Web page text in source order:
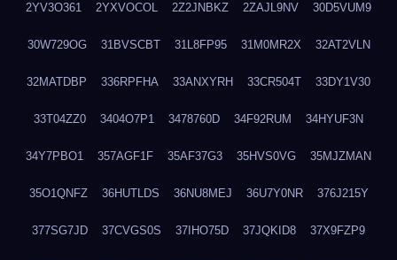
2YV3O361 2YXVOCOL 2Z2JNBKZ 2ZAJL9NV 30D5VUM9
30W729OG 31BVSCBT 31L8FP95 31M0MR2X 32AT2VLN
32MATDBP 336RPFHA 33ANXYRH 33CR504T 33DY1V30
33T04ZZ0 3404O7P1 3478760D 34F92RUM 34HYUF3N
34Y7PBO1 357AGF1F 35AF37G3 35HVS0VG 35MJZMAN
35O1QNFZ 36HUTLDS 36NU8MEJ 36U7Y0NR 376J215Y
377SG7JD 37CVGS0S 37IHO75D 37JQKID8 37X9FZP9